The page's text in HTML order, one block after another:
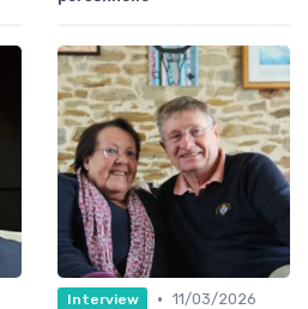
Interview • 11/03/2026